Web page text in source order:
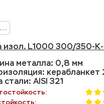
...
изол. L1000 300/350-
металла: 0,8 мм
керабланкет
стали: AISI 321